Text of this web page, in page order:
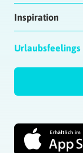
Inspiration
Urlaubsfeelings